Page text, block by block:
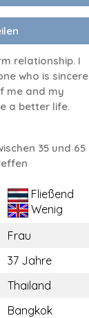
relationship. I
who is sincere
me and my
a better life.
35 und 65
Fließend
Wenig
Frau
37 Jahre
Thailand
Bangkok